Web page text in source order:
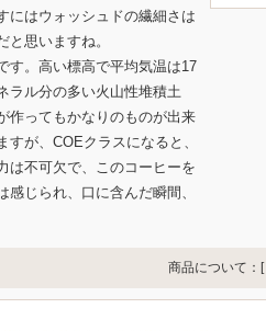
にはウォッシュドの繊細さは
思いますね。
す。高い標高で平均気温は17
ラル分の多い火山性堆積土
作ってもかなりのものが出来
が、COEクラスになると、
は不可欠で、このコーヒーを
じられ、口に含んだ瞬間、
商品について：[